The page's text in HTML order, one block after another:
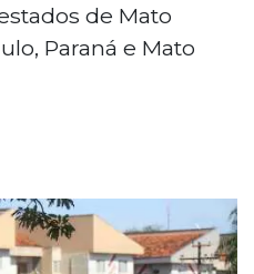
de Mato
Paraná e Mato